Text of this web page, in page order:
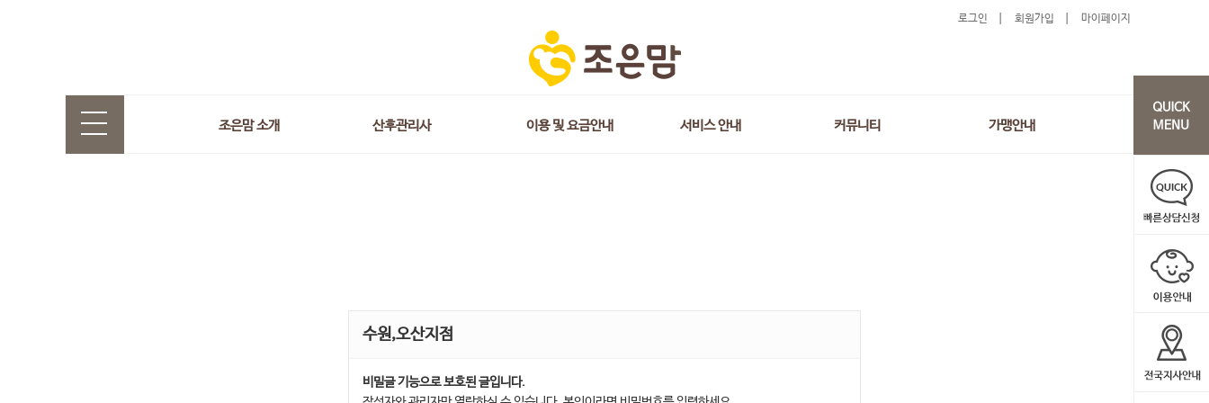
로그인 회원가입 마이페이지
조은맘 소개 산후관리사 이용 및 요금안내 서비스 안내 커뮤니티 가맹안내
수원,오산지점
비밀글 기능으로 보호된 글입니다.